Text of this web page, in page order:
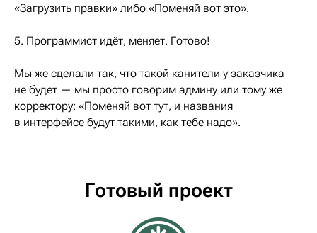
«Загрузить правки» либо «Поменяй вот это».
5. Программист идёт, меняет. Готово!
Мы же сделали так, что такой канители у заказчика
не будет — мы просто говорим админу или тому же
корректору: «Поменяй вот тут, и названия
в интерфейсе будут такими, как тебе надо».
Готовый проект